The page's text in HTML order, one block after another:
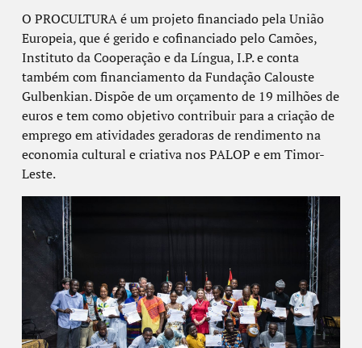
O PROCULTURA é um projeto financiado pela União
Europeia, que é gerido e cofinanciado pelo Camões,
Instituto da Cooperação e da Língua, I.P. e conta
também com financiamento da Fundação Calouste
Gulbenkian. Dispõe de um orçamento de 19 milhões de
euros e tem como objetivo contribuir para a criação de
emprego em atividades geradoras de rendimento na
economia cultural e criativa nos PALOP e em Timor-
Leste.